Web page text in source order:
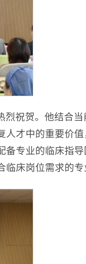
烈祝贺。他结合
人才中的重要价
备专业的临床指
床岗位需求的专